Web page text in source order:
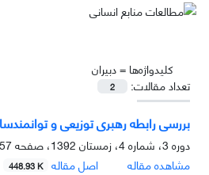
کلیدواژه‌ها =دبیران
تعداد مقالات:
2
بررسی رابطه‌ رهبری توزیعی و
دوره 3، شماره 4، زمستان 1392، صفحه
57-72
مشاهده مقاله
اصل مقاله 448.93 K